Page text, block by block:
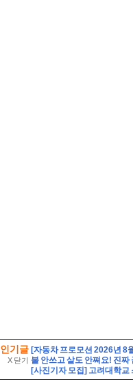
인기글
X 닫기